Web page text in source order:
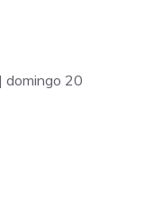
domingo 20